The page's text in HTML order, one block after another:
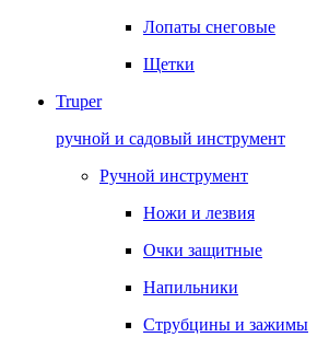
Лопаты снеговые
Щетки
Truper
ручной и садовый инструмент
Ручной инструмент
Ножи и лезвия
Очки защитные
Напильники
Струбцины и зажимы